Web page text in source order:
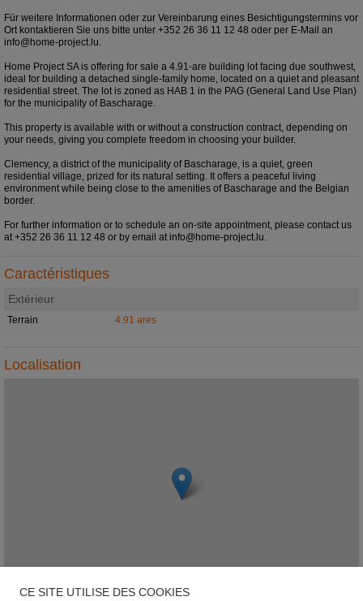
Für weitere Informationen oder zur Vereinbarung eines Besichtigungstermins vor
Ort kontaktieren Sie uns bitte unter +352 26 36 11 12 48 oder per E-Mail an
info@home-project.lu.
Home Project SA is offering for sale a 4.91-are building lot facing due southwest,
ideal for building a detached single-family home, located on a quiet and pleasant
residential street. The lot is zoned as HAB 1 in the PAG (General Land Use Plan)
for the municipality of Bascharage.
This property is available with or without a construction contract, depending on
your needs, giving you complete freedom in choosing your builder.
Clemency, a district of the municipality of Bascharage, is a quiet, green
residential village, prized for its natural setting. It offers a peaceful living
environment while being close to the amenities of Bascharage and the Belgian
border.
For further information or to schedule an on-site appointment, please contact us
at +352 26 36 11 12 48 or by email at info@home-project.lu.
Caractéristiques
Extérieur
Terrain 4.91 ares
Localisation
CE SITE UTILISE DES COOKIES